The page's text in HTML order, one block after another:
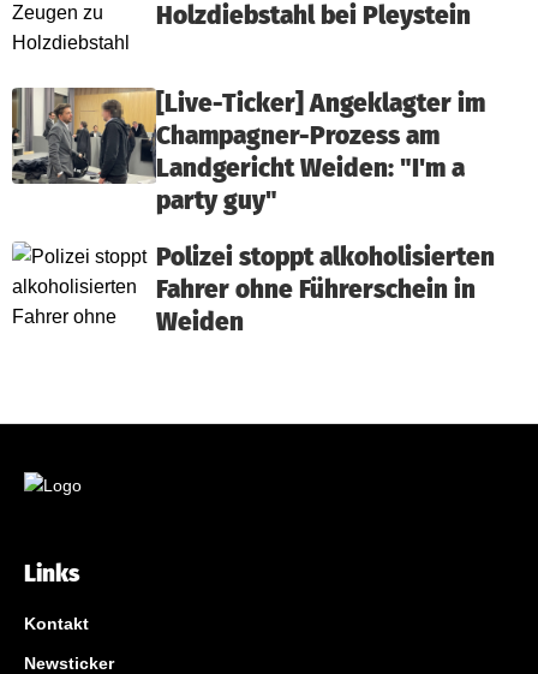
Holzdiebstahl bei Pleystein
[Live-Ticker] Angeklagter im
Champagner-Prozess am
Landgericht Weiden: "I'm a
party guy"
Polizei stoppt alkoholisierten
Fahrer ohne Führerschein in
Weiden
Links
Kontakt
Newsticker